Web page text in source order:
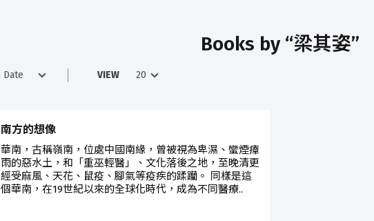
Books by “梁其姿”
VIEW
南方的想像
華南，古稱嶺南，位處中國南緣，曾被視為卑濕、蠻煙瘴
雨的惡水土，和「重巫輕醫」、文化落後之地，至晚清更
經受麻風、天花、鼠疫、腳氣等疫疾的蹂躪。 同樣是這
個華南，在19世紀以來的全球化時代，成為不同醫療..